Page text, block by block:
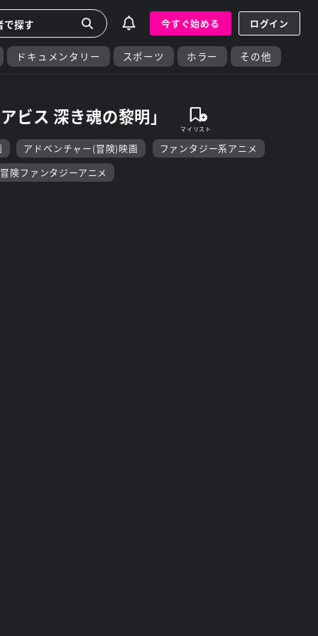
今すぐ始める ログイン
ドキュメンタリー スポーツ ホラー その他
ビス 深き魂の黎明」
アドベンチャー(冒険)映画
ファンタジー系アニメ
冒険ファンタジーアニメ